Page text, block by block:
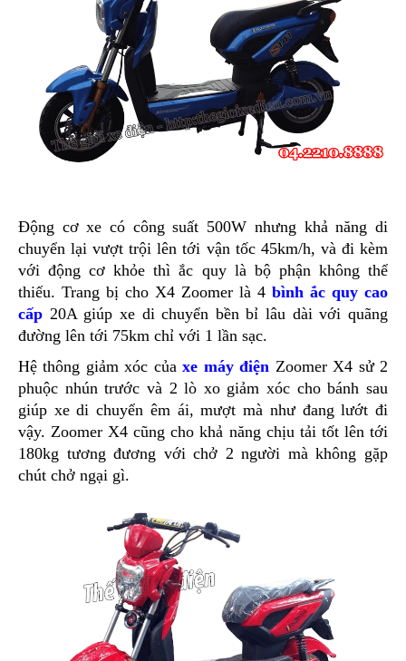
Động cơ xe có công suất 500W nhưng khả năng di
chuyển lại vượt trội lên tới vận tốc 45km/h, và đi kèm
với động cơ khỏe thì ắc quy là bộ phận không thể
thiếu. Trang bị cho X4 Zoomer là 4 bình ắc quy cao
cấp 20A giúp xe di chuyển bền bỉ lâu dài với quãng
đường lên tới 75km chỉ với 1 lần sạc.
Hệ thông giảm xóc củaxe máy điện Zoomer X4 sử 2
phuộc nhún trước và 2 lò xo giảm xóc cho bánh sau
giúp xe di chuyển êm ái, mượt mà như đang lướt đi
vậy. Zoomer X4 cũng cho khả năng chịu tải tốt lên tới
180kg tương đương với chở 2 người mà không gặp
chút chở ngại gì.